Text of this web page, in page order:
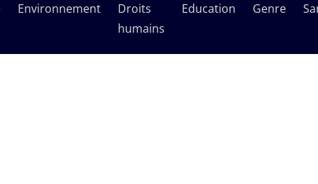
Environnement
Droits
humains
Education Genre